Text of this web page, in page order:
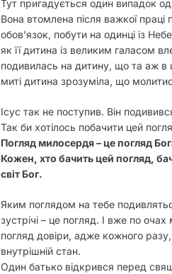
Тут пригадується один випадок
Вона втомлена після важкої
обовʼязок, побути на одинці із
як її дитина із великим галасом
подивилась на дитину, що та аж в
миті дитина зрозуміла, що
Ісус так не поступив. Він
Так би хотілось побачити цей
Погляд милосердя – це погляд
Кожен, хто бачить цей погляд,
світ Бог.
Яким поглядом на тебе
зустрічі – це погляд. І вже по
погляд довіри, адже кожного
внутрішній стан.
Один батько відкрився перед